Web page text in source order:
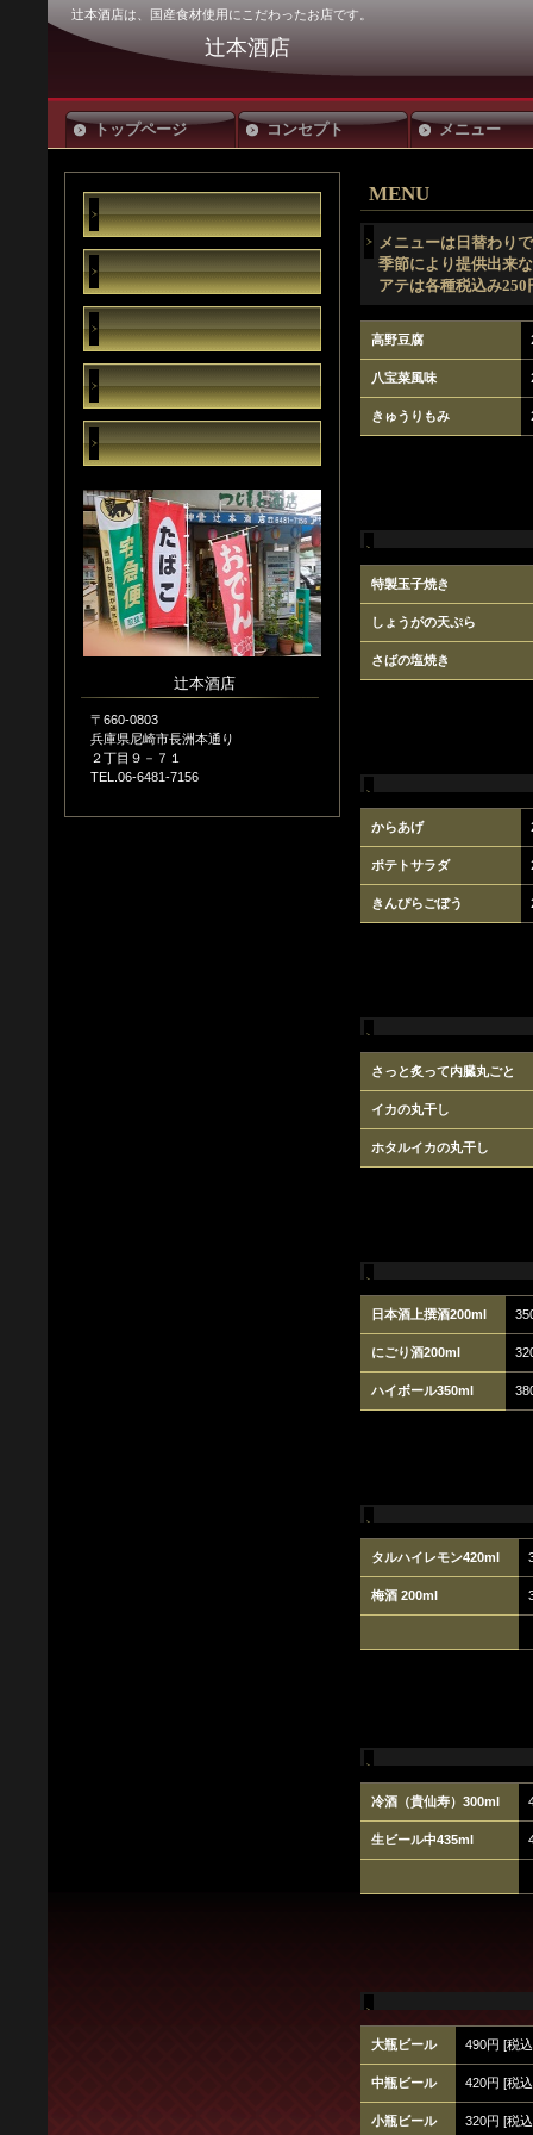
辻本酒店は、国産食材使用にこだわったお店です。
辻本酒店
MENU
メニューは日替わり
季節により提供出来
アテは各種税込み250
高野豆腐
八宝菜風味
きゅうりもみ
特製玉子焼き
しょうがの天ぷら
さばの塩焼き
からあげ
ポテトサラダ
きんぴらごぼう
さっと炙って内臓丸ごと
イカの丸干し
ホタルイカの丸干し
日本酒上撰酒200ml
にごり酒200ml
ハイボール350ml
タルハイレモン420ml
梅酒 200ml
冷酒（貴仙寿）300ml
生ビール中435ml
大瓶ビール 490円 [税
中瓶ビール 420円 [税
小瓶ビール 320円 [税
トップページ コンセプト メニュー
辻本酒店
〒660-0803
兵庫県尼崎市長洲本通り
２丁目９－７１
TEL.06-6481-7156